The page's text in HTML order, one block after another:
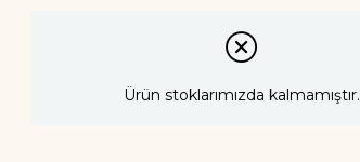
Ürün stoklarımızda kalmamıştır.